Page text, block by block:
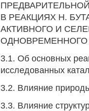
В РЕАКЦИЯХ Н.
АКТИВНОГО И
ОДНОВРЕМЕННОГО
3.1. Об основных
исследованных
3.2. Влияние
3.3. Влияние